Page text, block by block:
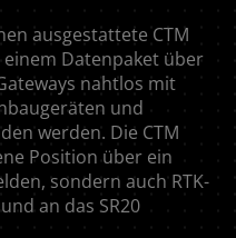
ausgestattete CTM
Datenpaket über
nahtlos mit
und
werden. Die CTM
Position über ein
sondern auch RTK-
an das SR20